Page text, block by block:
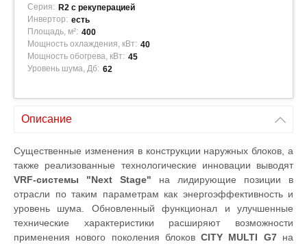
Серия: R2 с рекуперацией
Инвертор: есть
Площадь, м²: 400
Мощность охлаждения, кВт: 40
Мощность обогрева, кВт: 45
Уровень шума, Дб: 62
Описание
Существенные изменения в конструкции наружных блоков, а
также реализованные технологические инновации выводят
VRF-системы "Next Stage" на лидирующие позиции в
отрасли по таким параметрам как энергоэффективность и
уровень шума. Обновленный функционал и улучшенные
технические характеристики расширяют возможности
применения нового поколения блоковCITY MULTI G7 на